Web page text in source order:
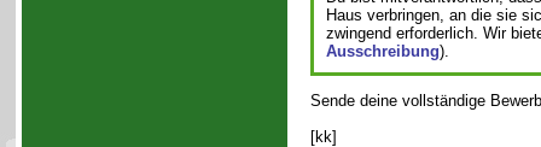
Haus verbringen, an die sie
zwingend erforderlich. Wir
Ausschreibung).
Sende deine vollständige
[kk]